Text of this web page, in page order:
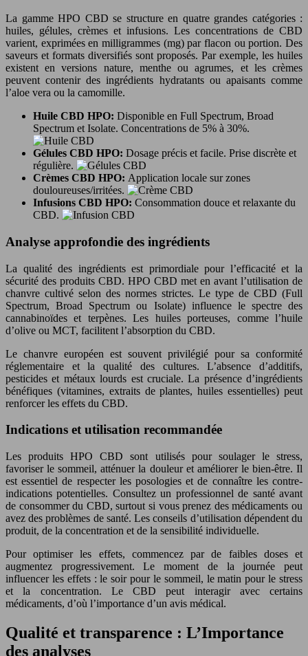
La gamme HPO CBD se structure en quatre grandes catégories :
huiles, gélules, crèmes et infusions. Les concentrations de CBD
varient, exprimées en milligrammes (mg) par flacon ou portion. Des
saveurs et formats diversifiés sont proposés. Par exemple, les huiles
existent en versions nature, menthe ou agrumes, et les crèmes
peuvent contenir des ingrédients hydratants ou apaisants comme
l’aloe vera ou la camomille.
Huile CBD HPO: Disponible en Full Spectrum, Broad
Spectrum et Isolate. Concentrations de 5% à 30%.
Gélules CBD HPO: Dosage précis et facile. Prise discrète et
régulière.
Crèmes CBD HPO: Application locale sur zones
douloureuses/irritées.
Infusions CBD HPO: Consommation douce et relaxante du
CBD.
Analyse approfondie des ingrédients
La qualité des ingrédients est primordiale pour l’efficacité et la
sécurité des produits CBD. HPO CBD met en avant l’utilisation de
chanvre cultivé selon des normes strictes. Le type de CBD (Full
Spectrum, Broad Spectrum ou Isolate) influence le spectre des
cannabinoïdes et terpènes. Les huiles porteuses, comme l’huile
d’olive ou MCT, facilitent l’absorption du CBD.
Le chanvre européen est souvent privilégié pour sa conformité
réglementaire et la qualité des cultures. L’absence d’additifs,
pesticides et métaux lourds est cruciale. La présence d’ingrédients
bénéfiques (vitamines, extraits de plantes, huiles essentielles) peut
renforcer les effets du CBD.
Indications et utilisation recommandée
Les produits HPO CBD sont utilisés pour soulager le stress,
favoriser le sommeil, atténuer la douleur et améliorer le bien-être. Il
est essentiel de respecter les posologies et de connaître les contre-
indications potentielles. Consultez un professionnel de santé avant
de consommer du CBD, surtout si vous prenez des médicaments ou
avez des problèmes de santé. Les conseils d’utilisation dépendent du
produit, de la concentration et de la sensibilité individuelle.
Pour optimiser les effets, commencez par de faibles doses et
augmentez progressivement. Le moment de la journée peut
influencer les effets : le soir pour le sommeil, le matin pour le stress
et la concentration. Le CBD peut interagir avec certains
médicaments, d’où l’importance d’un avis médical.
Qualité et transparence : L’Importance
des analyses